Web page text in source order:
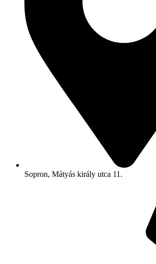
Sopron, Mátyás király utca 11.